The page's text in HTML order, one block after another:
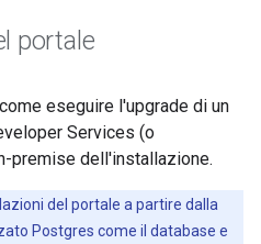
portale
eseguire l'upgrade di un
Services (o
premise dell'installazione.
del portale a partire dalla
Postgres come il database e